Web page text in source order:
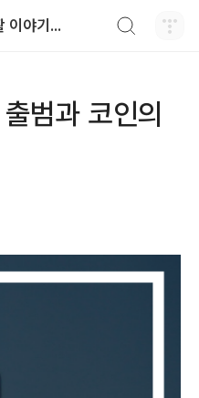
이야기...
범과 코인의